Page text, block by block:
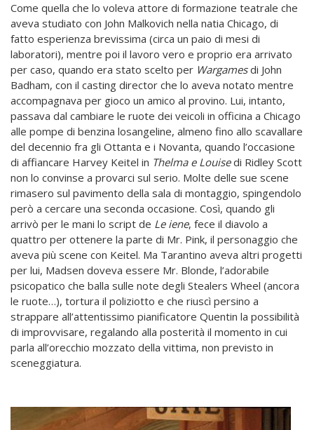
Come quella che lo voleva attore di formazione teatrale che
aveva studiato con John Malkovich nella natia Chicago, di
fatto esperienza brevissima (circa un paio di mesi di
laboratori), mentre poi il lavoro vero e proprio era arrivato
per caso, quando era stato scelto per Wargamesdi John
Badham, con il casting director che lo aveva notato mentre
accompagnava per gioco un amico al provino. Lui, intanto,
passava dal cambiare le ruote dei veicoli in officina a Chicago
alle pompe di benzina losangeline, almeno fino allo scavallare
del decennio fra gli Ottanta e i Novanta, quando l’occasione
di affiancare Harvey Keitel in Thelma e Louisedi Ridley Scott
non lo convinse a provarci sul serio. Molte delle sue scene
rimasero sul pavimento della sala di montaggio, spingendolo
però a cercare una seconda occasione. Così, quando gli
arrivò per le mani lo script de Le iene, fece il diavolo a
quattro per ottenere la parte di Mr. Pink, il personaggio che
aveva più scene con Keitel. Ma Tarantino aveva altri progetti
per lui, Madsen doveva essere Mr. Blonde, l’adorabile
psicopatico che balla sulle note degli Stealers Wheel (ancora
le ruote…), tortura il poliziotto e che riuscì persino a
strappare all’attentissimo pianificatore Quentin la possibilità
di improvvisare, regalando alla posterità il momento in cui
parla all’orecchio mozzato della vittima, non previsto in
sceneggiatura.